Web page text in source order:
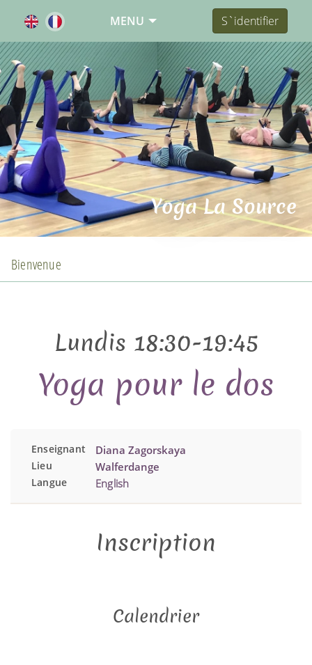
MENU S`identifier
Yoga La Source
Bienvenue
Lundis 18:30-19:45
Yoga pour le dos
Enseignant Diana Zagorskaya
Lieu Walferdange
Langue English
Inscription
Calendrier